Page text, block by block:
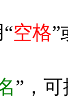
空格”
”，